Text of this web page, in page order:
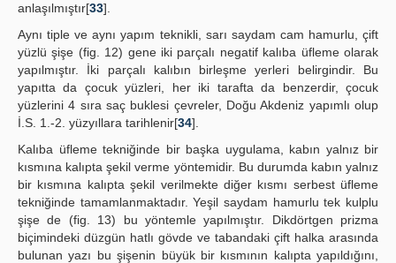
anlaşılmıştır[33].
Aynı tiple ve aynı yapım teknikli, sarı saydam cam hamurlu, çift
yüzlü şişe (fig. 12) gene iki parçalı negatif kalıba üfleme olarak
yapılmıştır. İki parçalı kalıbın birleşme yerleri belirgindir. Bu
yapıtta da çocuk yüzleri, her iki tarafta da benzerdir, çocuk
yüzlerini 4 sıra saç buklesi çevreler, Doğu Akdeniz yapımlı olup
İ.S. 1.-2. yüzyıllara tarihlenir[34].
Kalıba üfleme tekniğinde bir başka uygulama, kabın yalnız bir
kısmına kalıpta şekil verme yöntemidir. Bu durumda kabın yalnız
bir kısmına kalıpta şekil verilmekte diğer kısmı serbest üfleme
tekniğinde tamamlanmaktadır. Yeşil saydam hamurlu tek kulplu
şişe de (fig. 13) bu yöntemle yapılmıştır. Dikdörtgen prizma
biçimindeki düzgün hatlı gövde ve tabandaki çift halka arasında
bulunan yazı bu şişenin büyük bir kısmının kalıpta yapıldığını,